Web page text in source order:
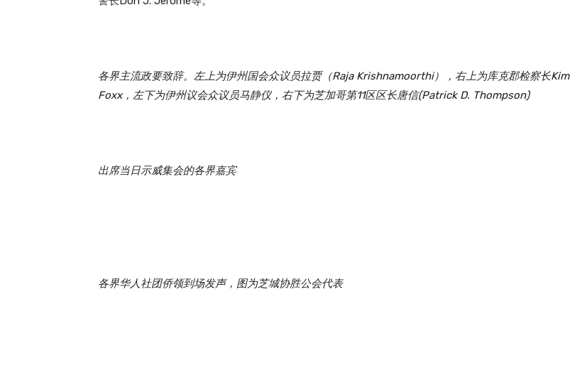
各界主流政要致辞。左上为伊州国会众议员拉贾（Raja Krishnamoorthi），右上为库克郡检察长Kim
Foxx，左下为伊州议会众议员马静仪，右下为芝加哥第11区区长唐信(Patrick D. Thompson)
出席当日示威集会的各界嘉宾
各界华人社团侨领到场发声，图为芝城协胜公会代表